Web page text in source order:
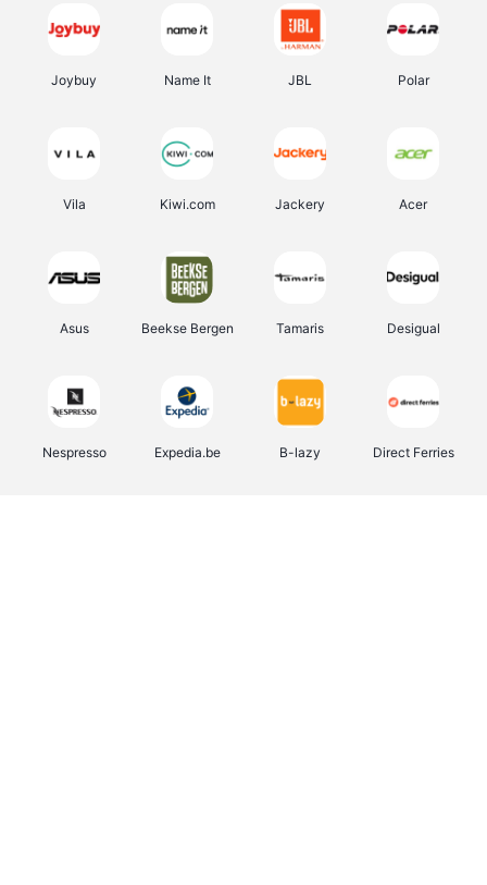
Joybuy Name It JBL Polar
Vila Kiwi.com Jackery Acer
Asus Beekse Bergen Tamaris Desigual
Nespresso Expedia.be B-lazy Direct Ferries